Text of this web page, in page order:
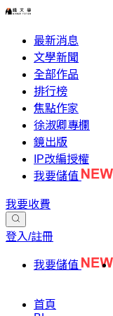
最新消息
文學新聞
全部作品
排行榜
焦點作家
徐淑卿專欄
鏡出版
IP改編授權
我要儲值
我要收費
登入/註冊
我要儲值
首頁